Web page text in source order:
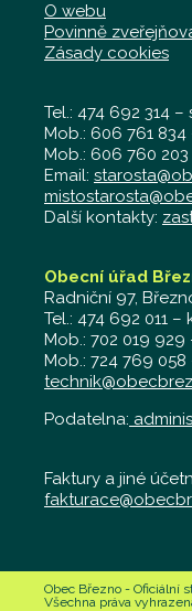
O webu
Povinně
Zásady cookies
Tel.: 474 692 314
Mob.: 606 761 834
Mob.: 606 760
Email:
Další kontakty:
Obecní úřad
Radniční 97,
Tel.: 474 692 011 –
Mob.: 702 019
Mob.: 724 769 058
Podatelna:
Faktury a jiné
Obec Březno - Oficiální
Všechna práva